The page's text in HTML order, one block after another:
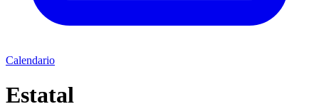
Calendario
Estatal